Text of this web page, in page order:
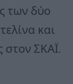
των δύο
και
ΣΚΑΪ.